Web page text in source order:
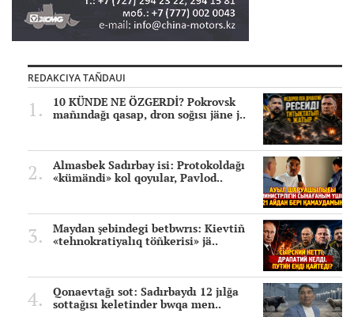
REDAKCIYA TAÑDAUI
10 KÜNDE NE ÖZGERDİ? Pokrovsk
mañındağı qasap, dron soğısı jäne j..
Almasbek Sadırbay isi: Protokoldağı
«kümändi» kol qoyular, Pavlod..
Maydan şebindegi betbwrıs: Kievtiñ
«tehnokratiyalıq töñkerisi» jä..
Qonaevtağı sot: Sadırbaydı 12 jılğa
sottağısı keletinder bwqa men..